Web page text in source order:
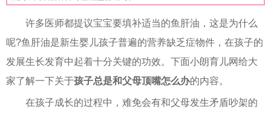
许多医师都提议宝宝要填补适当的鱼肝油，这是为什么
呢?鱼肝油是新生婴儿孩子普遍的营养缺乏症物件，在孩子的
发展生长发育中起着十分关键的功效。下面小朗育儿网给大
家了解一下关于孩子总是和父母顶嘴怎么办的内容。
在孩子成长的过程中，难免会有和父母发生矛盾吵架的